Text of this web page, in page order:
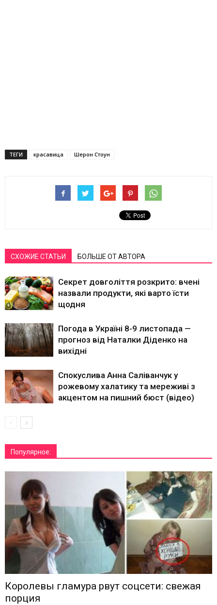
ТЕГИ красавица Шерон Стоун
СХОЖИЕ СТАТЬИ БОЛЬШЕ ОТ АВТОРА
Секрет довголіття розкрито: вчені
назвали продукти, які варто їсти
щодня
Погода в Україні 8-9 листопада —
прогноз від Наталки Діденко на
вихідні
Спокуслива Анна Саліванчук у
рожевому халатику та мереживі з
акцентом на пишний бюст (відео)
Популярное:
Королевы гламура рвут соцсети: свежая
порция